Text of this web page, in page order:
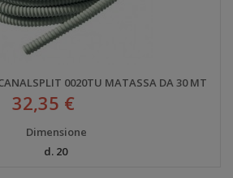
0020TU MATASSA DA 30 MT
32,35 €
Dimensione
d. 20